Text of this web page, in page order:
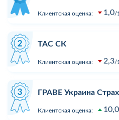
Клиентская оценка: 1,0
ТАС СК
Клиентская оценка: 2,3
ГРАВЕ Украина
Клиентская оценка: 10,0